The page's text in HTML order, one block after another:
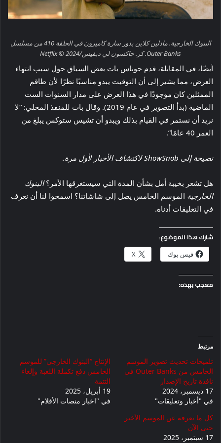
البنوك الخارجية. مادلين كلاين بدور سارة كاميرون في الحلقة 410 من مسلسل
Outer Banks. كر. جاكسون لي ديفيس/Netflix © 2024
أيضًا، في المقابلة، قدم جوناس بات بعض السياق حول سبب انتهاء
العرض، مما يشير إلى أن التوقيت يبدو مناسبًا نظرًا لأن طاقم
الممثلين كان موجودًا في هذا العرض على مدار السنوات الست
الماضية (بدأ التصوير في عام 2019). وقال بات للمنفذ المحلي: “لا
نريد أن نستمر في القيام بذلك ويبدو أن تشيس ستوكس يبلغ من
العمر 40 عامًا”.
نصيحة إلى ShowSnob لاكتشاف الأخبار لأول مرة.
هل تشعر بخيبة أمل بشأن المدة التي سيستغرقها الأمر؟البنوك
الخارجية الموسم الخامس يصل إلى شاشاتنا؟ اسمحوا لنا أن نعرف
في التعليقات أدناه.
شارك هذا الموضوع:
فيس بوك X
معجب بهذه:
مرتبط
تلميحات تحديث تصوير الموسم
الخامس من Outer Banks في
نافذة تاريخ الإصدار
17 ديسمبر، 2024
في "أخبار وتعليقات"
الإنتاج “البنوك الخارجي” للموسم
الخامس دفع تكملة اللعبة وإلغاء
التتمة
19 أبريل، 2025
في "اخبار منصات الأفلام"
كل ما نعرفه عن الموسم الأخير
حتى الآن
17 سبتمبر، 2025